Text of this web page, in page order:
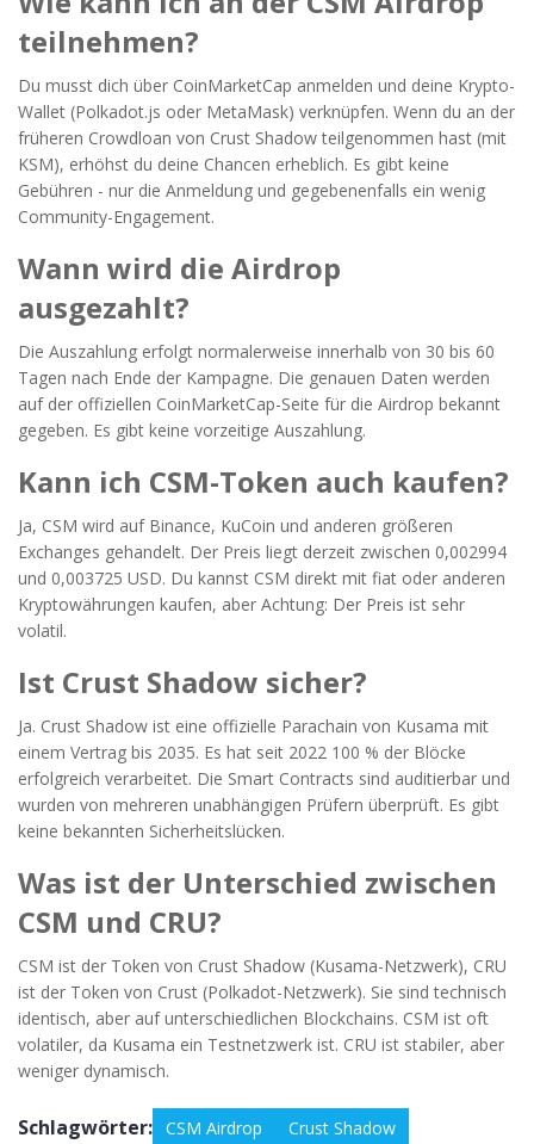
teilnehmen?
Du musst dich über CoinMarketCap anmelden und deine Krypto-
Wallet (Polkadot.js oder MetaMask) verknüpfen. Wenn du an der
früheren Crowdloan von Crust Shadow teilgenommen hast (mit
KSM), erhöhst du deine Chancen erheblich. Es gibt keine
Gebühren - nur die Anmeldung und gegebenenfalls ein wenig
Community-Engagement.
Wann wird die Airdrop
ausgezahlt?
Die Auszahlung erfolgt normalerweise innerhalb von 30 bis 60
Tagen nach Ende der Kampagne. Die genauen Daten werden
auf der offiziellen CoinMarketCap-Seite für die Airdrop bekannt
gegeben. Es gibt keine vorzeitige Auszahlung.
Kann ich CSM-Token auch kaufen?
Ja, CSM wird auf Binance, KuCoin und anderen größeren
Exchanges gehandelt. Der Preis liegt derzeit zwischen 0,002994
und 0,003725 USD. Du kannst CSM direkt mit fiat oder anderen
Kryptowährungen kaufen, aber Achtung: Der Preis ist sehr
volatil.
Ist Crust Shadow sicher?
Ja. Crust Shadow ist eine offizielle Parachain von Kusama mit
einem Vertrag bis 2035. Es hat seit 2022 100 % der Blöcke
erfolgreich verarbeitet. Die Smart Contracts sind auditierbar und
wurden von mehreren unabhängigen Prüfern überprüft. Es gibt
keine bekannten Sicherheitslücken.
Was ist der Unterschied zwischen
CSM und CRU?
CSM ist der Token von Crust Shadow (Kusama-Netzwerk), CRU
ist der Token von Crust (Polkadot-Netzwerk). Sie sind technisch
identisch, aber auf unterschiedlichen Blockchains. CSM ist oft
volatiler, da Kusama ein Testnetzwerk ist. CRU ist stabiler, aber
weniger dynamisch.
Schlagwörter: CSM Airdrop Crust Shadow